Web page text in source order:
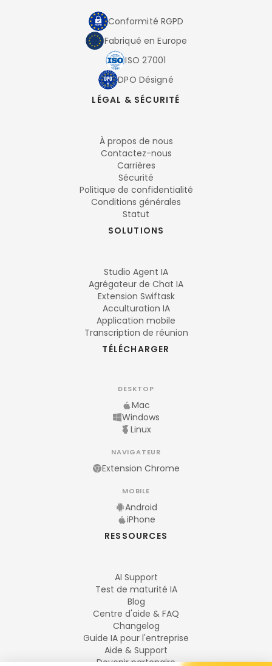
Conformité RGPD
Fabriqué en Europe
ISO 27001
DPO Désigné
LÉGAL & SÉCURITÉ
À propos de nous
Contactez-nous
Carrières
Sécurité
Politique de confidentialité
Conditions générales
Statut
SOLUTIONS
Studio Agent IA
Agrégateur de Chat IA
Extension Swiftask
Acculturation IA
Application mobile
Transcription de réunion
TÉLÉCHARGER
DESKTOP
Mac
Windows
Linux
NAVIGATEUR
Extension Chrome
MOBILE
Android
iPhone
RESSOURCES
AI Support
Test de maturité IA
Blog
Centre d'aide & FAQ
Changelog
Guide IA pour l'entreprise
Aide & Support
Devenir partenaire